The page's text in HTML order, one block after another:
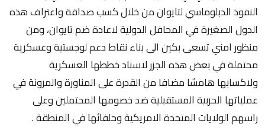
النفوذ الدبلوماسي لتايوان من خلال كسب صداقة واعتراف هذه
الدول الصغيرة في المحافل الدولية لاعادة ضم تايوان، ومن
منظور امني تسعى بكين الى بناء نقاط دعم لوجستية وعسكرية
محتملة في بعض هذه الجزر لاسناد خططها العسكرية
ولاكسابها هامشا مضافا من القدرة على المناورة والمرونة في
عملياتها الحربية المستقبلية ضد خصومها المحتملين وعلى
راسهم الولايات المتحدة الامريكية وحلفائها في المنطقة .